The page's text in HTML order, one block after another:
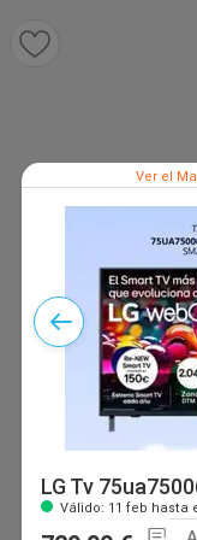
Ver el
LG Tv
Válido: 11 feb hasta